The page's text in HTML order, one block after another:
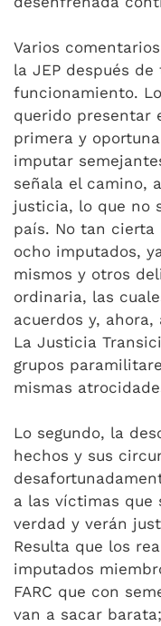
Varios
la JEP después
funcionamiento.
querido presentar
primera y
imputar
señala el camino,
justicia, lo que no
país. No tan cierta
ocho imputados,
mismos y otros
ordinaria, las
acuerdos y, ahora,
La Justicia
grupos
mismas
Lo segundo, la
hechos y sus
a las víctimas que
verdad y verán
Resulta que los
imputados
FARC que con
van a sacar